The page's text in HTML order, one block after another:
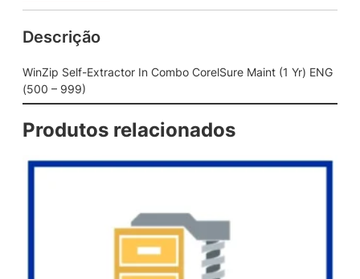
Descrição
WinZip Self-Extractor In Combo CorelSure Maint (1 Yr) ENG
(500 – 999)
Produtos relacionados